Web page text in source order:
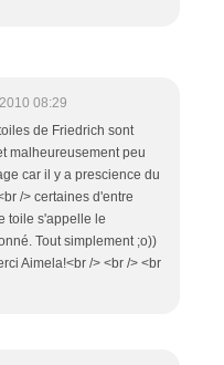
08:29
de Friedrich sont
malheureusement peu
car il y a prescience du
/> certaines d'entre
toile s'appelle le
Tout simplement ;o))
Aimela!<br /> <br /> <br